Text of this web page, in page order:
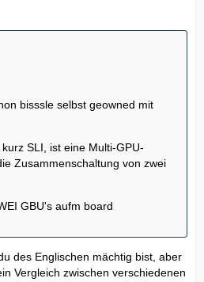
bisssle selbst geowned mit
SLI, ist eine Multi-GPU-
Zusammenschaltung von zwei
GBU's aufm board
des Englischen mächtig bist, aber
Vergleich zwischen verschiedenen